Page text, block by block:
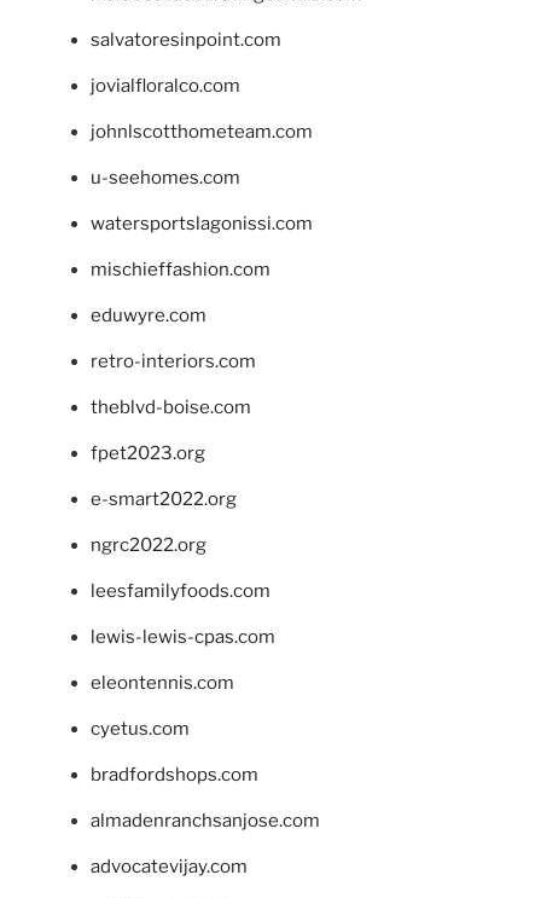
salvatoresinpoint.com
jovialfloralco.com
johnlscotthometeam.com
u-seehomes.com
watersportslagonissi.com
mischieffashion.com
eduwyre.com
retro-interiors.com
theblvd-boise.com
fpet2023.org
e-smart2022.org
ngrc2022.org
leesfamilyfoods.com
lewis-lewis-cpas.com
eleontennis.com
cyetus.com
bradfordshops.com
almadenranchsanjose.com
advocatevijay.com